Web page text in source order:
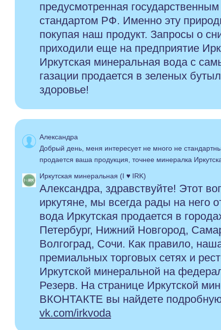
предусмотренная
стандартом РФ. Именно эту
покупая наш продукт. Запросы о
приходили еще на предприятие
Иркутская минеральная вода с
газации продается в зеленых
здоровье!
Александра
Добрый день, меня интересует не много не
продается ваша продукция, точнее минералка
Иркутская минеральная (I ♥ IRK)
Александра, здравствуйте! Этот
иркутяне, мы всегда рады на него
вода Иркутская продается в
Петербург, Нижний Новгород,
Волгоград, Сочи. Как правило,
премиальных торговых сетях и
Иркутской минеральной на
Резерв. На странице Иркутской
ВКОНТАКТЕ вы найдете
vk.com/irkvoda